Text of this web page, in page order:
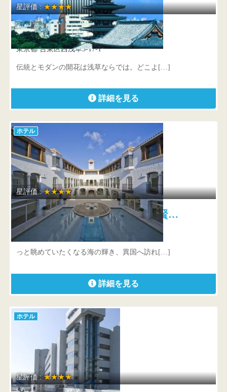
星評価 :★★★★
浅草ビューホテル
東京都 台東区西浅草3-17-1
伝統とモダンの開花は浅草ならでは。どこよ[…]
詳細を見る
ホテル
星評価 :★★★★
海辺ホテル プライムリゾート賢…
三重県 志摩市阿児町鵜方
っと眺めていたくなる海の輝き、異国へ訪れ[…]
詳細を見る
ホテル
星評価 :★★★★